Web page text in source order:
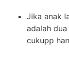
Jika anak
adalah
cukupp